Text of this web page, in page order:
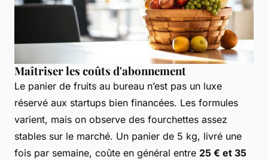
Maîtriser les coûts d'abonnement
Le panier de fruits au bureau n’est pas un luxe
réservé aux startups bien financées. Les formules
varient, mais on observe des fourchettes assez
stables sur le marché. Un panier de 5 kg, livré une
fois par semaine, coûte en général entre 25 € et 35